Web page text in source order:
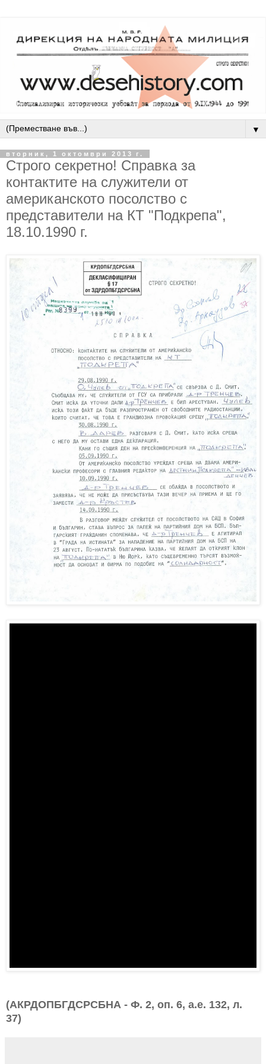
▼
вторник, 1 октомври 2013 г.
Строго секретно! Справка за
контактите на служители от
американското посолство с
представители на КТ "Подкрепа",
18.10.1990 г.
(АКРДОПБГДСРСБНА - Ф. 2, оп. 6, а.е. 132, л.
37)